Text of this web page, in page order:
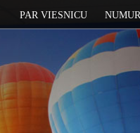
PAR VIESNICU